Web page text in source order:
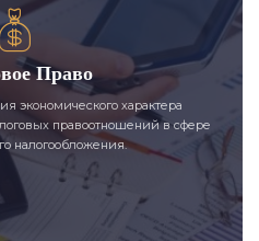
Право
экономического характера
правоотношений в сфере
налогообложения.